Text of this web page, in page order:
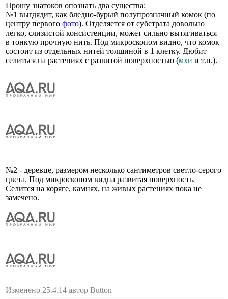
Прошу знатоков опознать два существа:
№1 выгдядит, как бледно-бурый полупрозначный комок (по
центру первого фото). Отделяется от субстрата довольно
легко, слизистой консистенции, может сильно вытягиваться
в тонкую прочную нить. Под микроскопом видно, что комок
состоит из отдельных нитей толщиной в 1 клетку. Дюбит
селиться на растениях с развитой поверхностью (мхи и т.п.).
№2 - деревце, размером несколько сантиметров светло-серого
цвета. Под микроскопом видна развитая поверхность.
Селится на коряге, камнях, на живых растениях пока не
замечено.
Изменено 25.4.14 автор Button